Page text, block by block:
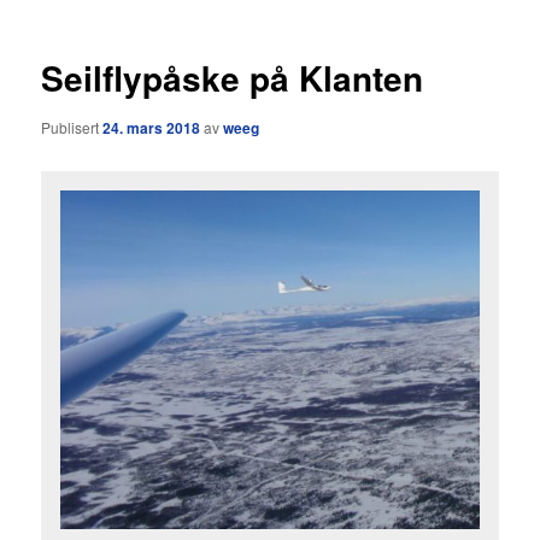
Seilflypåske på Klanten
Publisert24. mars 2018avweeg